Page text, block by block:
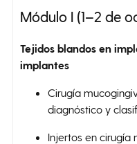
Módulo I (1–2 de
Tejidos blandos en
implantes
Cirugía
diagnóstico y
Injertos en cirugía